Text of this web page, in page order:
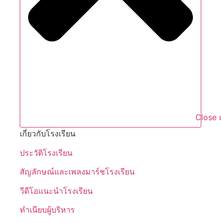
Close
เกี่ยวกับโรงเรียน
ประวัติโรงเรียน
สัญลักษณ์และเพลงมาร์ชโรงเรียน
วีดีโอแนะนำโรงเรียน
ทำเนียบผู้บริหาร